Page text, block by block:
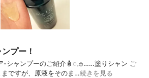
プー！
シャンプー⁡⁡のご紹介🧴‎◌𓈒𓐍⁡……⁡⁡⁡⁡塗りシャン ご
ですが、⁡原液をそのま…続きを見る